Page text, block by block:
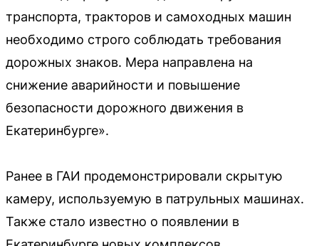
транспорта, тракторов и самоходных машин
необходимо строго соблюдать требования
дорожных знаков. Мера направлена на
снижение аварийности и повышение
безопасности дорожного движения в
Екатеринбурге».
Ранее в ГАИ продемонстрировали скрытую
камеру, используемую в патрульных машинах.
Также стало известно о появлении в